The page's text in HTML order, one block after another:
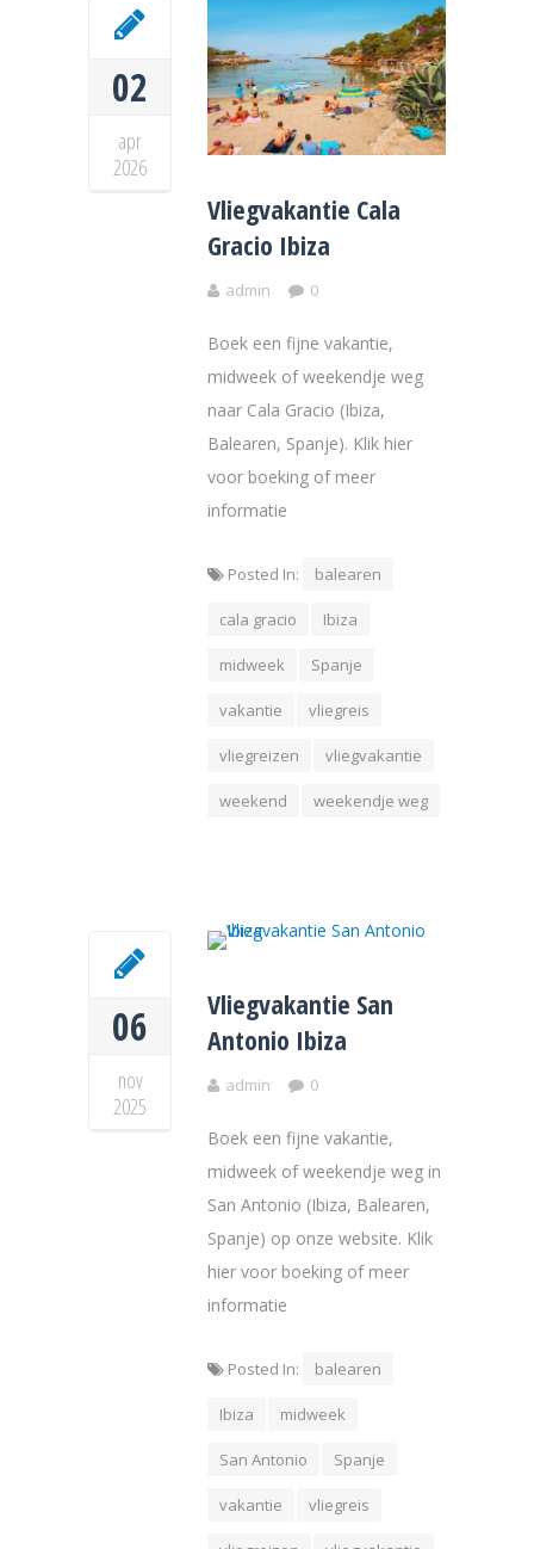
02
apr
2026
Vliegvakantie Cala
Gracio Ibiza
admin 0
Boek een fijne vakantie,
midweek of weekendje weg
naar Cala Gracio (Ibiza,
Balearen, Spanje). Klik hier
voor boeking of meer
informatie
Posted In: balearen
cala gracio Ibiza
midweek Spanje
vakantie vliegreis
vliegreizen vliegvakantie
weekend weekendje weg
06
nov
2025
Vliegvakantie San
Antonio Ibiza
admin 0
Boek een fijne vakantie,
midweek of weekendje weg in
San Antonio (Ibiza, Balearen,
Spanje) op onze website. Klik
hier voor boeking of meer
informatie
Posted In: balearen
Ibiza midweek
San Antonio Spanje
vakantie vliegreis